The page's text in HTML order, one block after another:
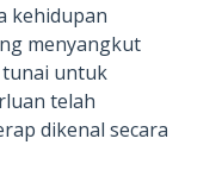
kehidupan
menyangkut
untuk
telah
dikenal secara